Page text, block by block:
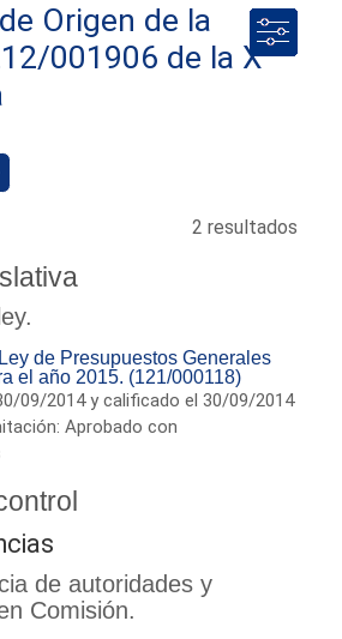
Origen de la
001906 de la X
2 resultados
de Presupuestos Generales
el año 2015. (121/000118)
09/2014 y calificado el 30/09/2014
Aprobado con
de autoridades y
Comisión.